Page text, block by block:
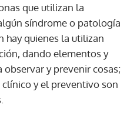
que utilizan la
síndrome o patología
hay quienes la utilizan
dando elementos y
observar y prevenir cosas;
y el preventivo son